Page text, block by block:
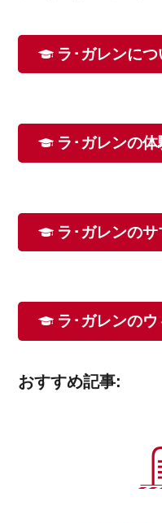
ラ･ガレンに
ラ･ガレンの
ラ･ガレンの
ラ･ガレンの
おすすめ記事: